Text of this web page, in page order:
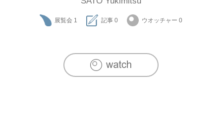
展覧会 1 記事 0 ウオッチャー 0